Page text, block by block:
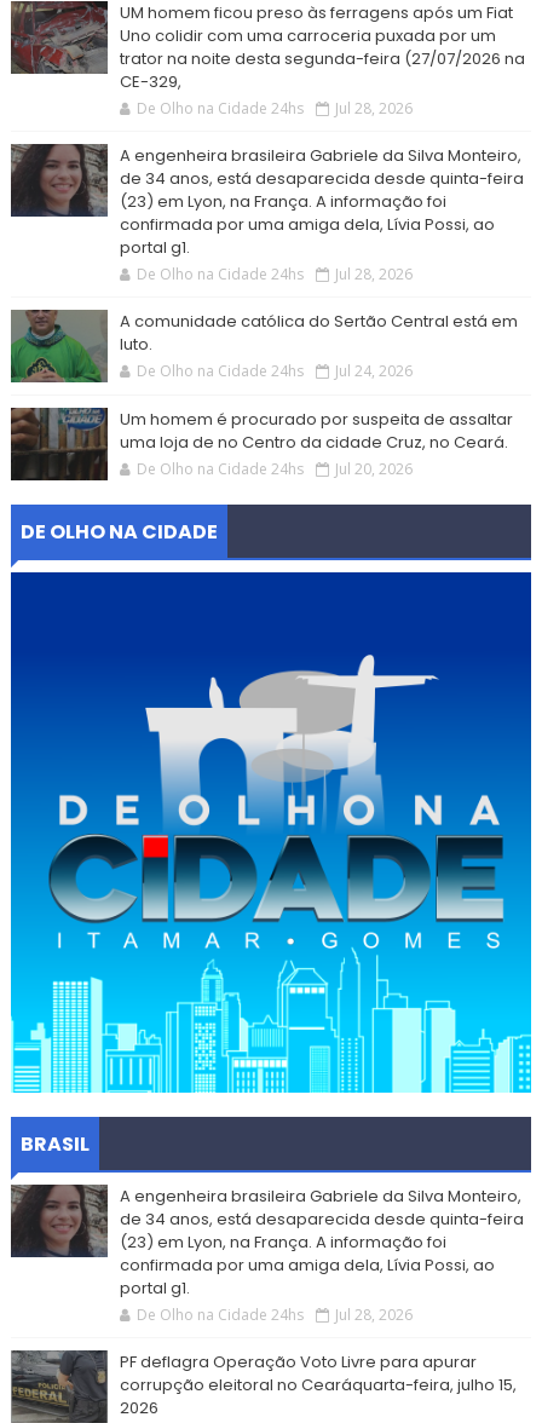
UM homem ficou preso às ferragens após um Fiat
Uno colidir com uma carroceria puxada por um
trator na noite desta segunda-feira (27/07/2026 na
CE-329,
De Olho na Cidade 24hs Jul 28, 2026
A engenheira brasileira Gabriele da Silva Monteiro,
de 34 anos, está desaparecida desde quinta-feira
(23) em Lyon, na França. A informação foi
confirmada por uma amiga dela, Lívia Possi, ao
portal g1.
De Olho na Cidade 24hs Jul 28, 2026
A comunidade católica do Sertão Central está em
luto.
De Olho na Cidade 24hs Jul 24, 2026
Um homem é procurado por suspeita de assaltar
uma loja de no Centro da cidade Cruz, no Ceará.
De Olho na Cidade 24hs Jul 20, 2026
DE OLHO NA CIDADE
BRASIL
A engenheira brasileira Gabriele da Silva Monteiro,
de 34 anos, está desaparecida desde quinta-feira
(23) em Lyon, na França. A informação foi
confirmada por uma amiga dela, Lívia Possi, ao
portal g1.
De Olho na Cidade 24hs Jul 28, 2026
PF deflagra Operação Voto Livre para apurar
corrupção eleitoral no Cearáquarta-feira, julho 15,
2026